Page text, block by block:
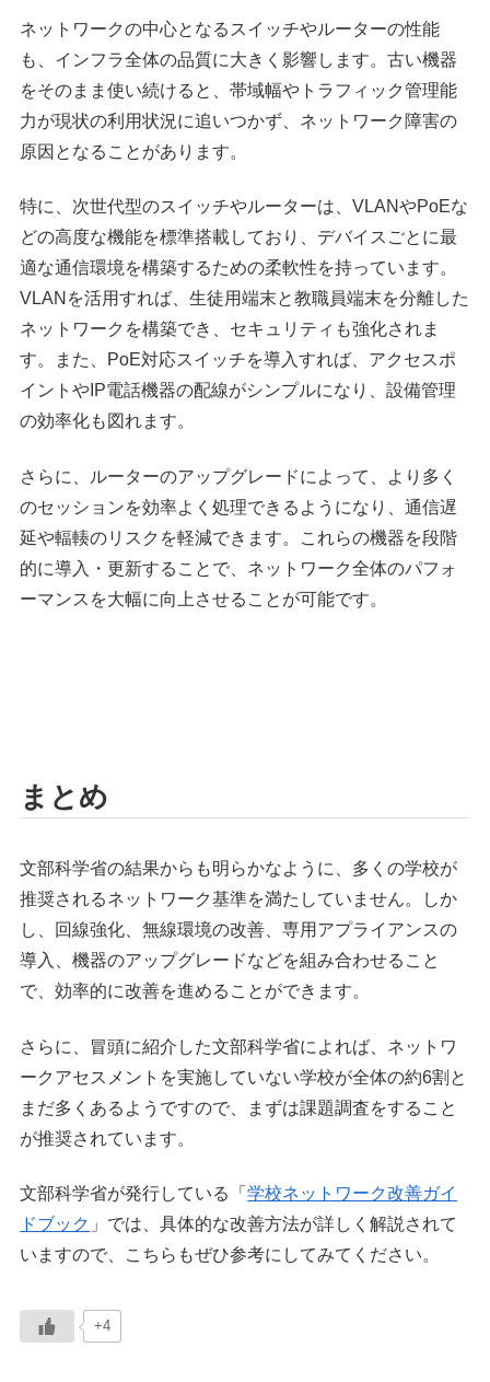
ネットワークの中心となるスイッチやルーターの性能
も、インフラ全体の品質に大きく影響します。古い機器
をそのまま使い続けると、帯域幅やトラフィック管理能
力が現状の利用状況に追いつかず、ネットワーク障害の
原因となることがあります。
特に、次世代型のスイッチやルーターは、VLANやPoEな
どの高度な機能を標準搭載しており、デバイスごとに最
適な通信環境を構築するための柔軟性を持っています。
VLANを活用すれば、生徒用端末と教職員端末を分離した
ネットワークを構築でき、セキュリティも強化されま
す。また、PoE対応スイッチを導入すれば、アクセスポ
イントやIP電話機器の配線がシンプルになり、設備管理
の効率化も図れます。
さらに、ルーターのアップグレードによって、より多く
のセッションを効率よく処理できるようになり、通信遅
延や輻輳のリスクを軽減できます。これらの機器を段階
的に導入・更新することで、ネットワーク全体のパフォ
ーマンスを大幅に向上させることが可能です。
まとめ
文部科学省の結果からも明らかなように、多くの学校が
推奨されるネットワーク基準を満たしていません。しか
し、回線強化、無線環境の改善、専用アプライアンスの
導入、機器のアップグレードなどを組み合わせること
で、効率的に改善を進めることができます。
さらに、冒頭に紹介した文部科学省によれば、ネットワ
ークアセスメントを実施していない学校が全体の約6割と
まだ多くあるようですので、まずは課題調査をすること
が推奨されています。
文部科学省が発行している「学校ネットワーク改善ガイ
ドブック 」では、具体的な改善方法が詳しく解説されて
いますので、こちらもぜひ参考にしてみてください。
+4